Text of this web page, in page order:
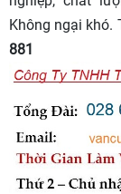
Không ngại khó.
881